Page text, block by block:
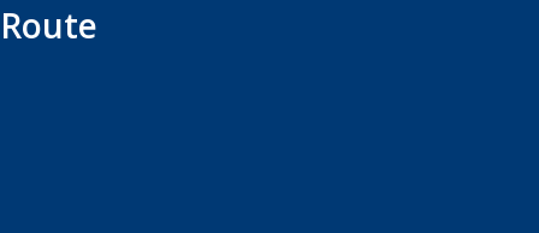
Route